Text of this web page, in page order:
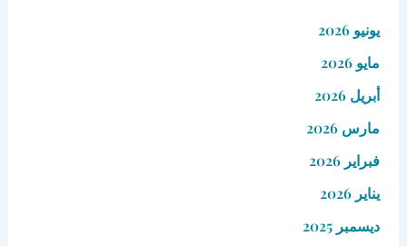
يونيو 2026
مايو 2026
أبريل 2026
مارس 2026
فبراير 2026
يناير 2026
ديسمبر 2025